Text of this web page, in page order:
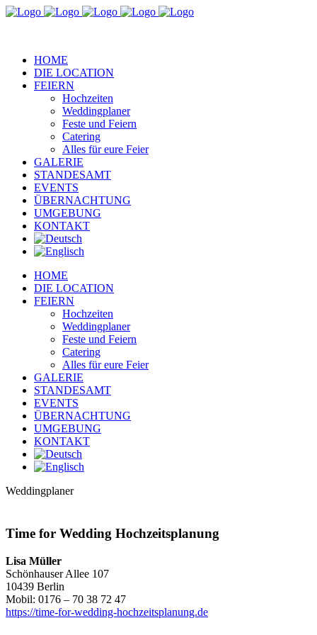
HOME
DIE LOCATION
FEIERN
Hochzeiten
Weddingplaner
Feste und Feiern
Catering
Alles für eure Feier
GALERIE
STANDESAMT
EVENTS
ÜBERNACHTUNG
UMGEBUNG
KONTAKT
HOME
DIE LOCATION
FEIERN
Hochzeiten
Weddingplaner
Feste und Feiern
Catering
Alles für eure Feier
GALERIE
STANDESAMT
EVENTS
ÜBERNACHTUNG
UMGEBUNG
KONTAKT
Weddingplaner
Time for Wedding Hochzeitsplanung
Lisa Müller
Schönhauser Allee 107
10439 Berlin
Mobil: 0176 – 70 38 72 47
https://time-for-wedding-hochzeitsplanung.de